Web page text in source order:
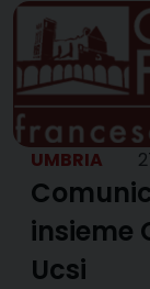
UMBRIA
insieme
Ucsi